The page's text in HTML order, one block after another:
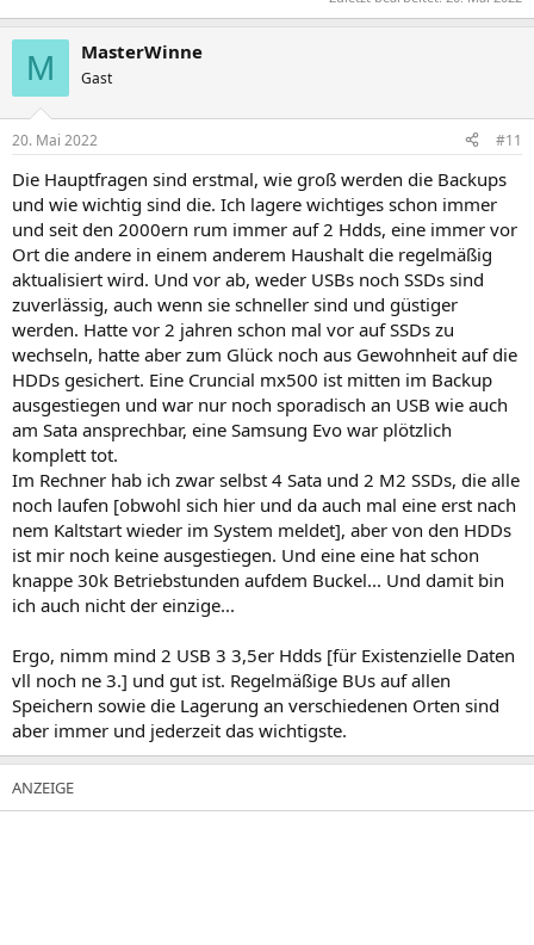
M MasterWinne
Gast
20. Mai 2022 #11
Die Hauptfragen sind erstmal, wie groß werden die Backups
und wie wichtig sind die. Ich lagere wichtiges schon immer
und seit den 2000ern rum immer auf 2 Hdds, eine immer vor
Ort die andere in einem anderem Haushalt die regelmäßig
aktualisiert wird. Und vor ab, weder USBs noch SSDs sind
zuverlässig, auch wenn sie schneller sind und güstiger
werden. Hatte vor 2 jahren schon mal vor auf SSDs zu
wechseln, hatte aber zum Glück noch aus Gewohnheit auf die
HDDs gesichert. Eine Cruncial mx500 ist mitten im Backup
ausgestiegen und war nur noch sporadisch an USB wie auch
am Sata ansprechbar, eine Samsung Evo war plötzlich
komplett tot.
Im Rechner hab ich zwar selbst 4 Sata und 2 M2 SSDs, die alle
noch laufen [obwohl sich hier und da auch mal eine erst nach
nem Kaltstart wieder im System meldet], aber von den HDDs
ist mir noch keine ausgestiegen. Und eine eine hat schon
knappe 30k Betriebstunden aufdem Buckel... Und damit bin
ich auch nicht der einzige...
Ergo, nimm mind 2 USB 3 3,5er Hdds [für Existenzielle Daten
vll noch ne 3.] und gut ist. Regelmäßige BUs auf allen
Speichern sowie die Lagerung an verschiedenen Orten sind
aber immer und jederzeit das wichtigste.